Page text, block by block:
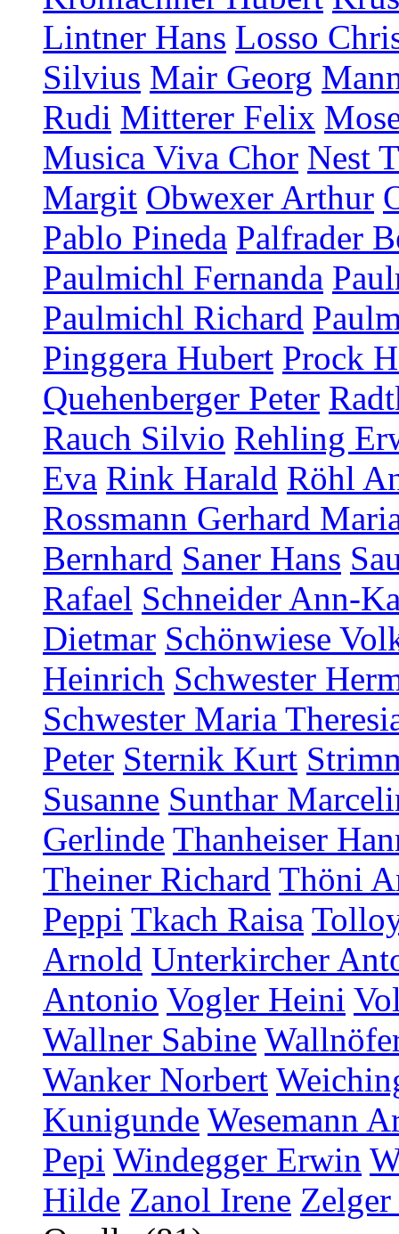
Lintner Hans Losso
Silvius Mair Georg
Rudi Mitterer Felix
Musica Viva Chor Nest
Margit Obwexer Arthur
Pablo Pineda Palfrader
Paulmichl Fernanda
Paulmichl Richard
Pinggera Hubert Prock
Quehenberger Peter
Rauch Silvio Rehling
Eva Rink Harald Röhl
Rossmann Gerhard
Bernhard Saner Hans
Rafael Schneider Ann-
Dietmar Schönwiese
Heinrich Schwester
Schwester Maria
Peter Sternik Kurt
Susanne Sunthar
Gerlinde Thanheiser
Theiner Richard Thöni
Peppi Tkach Raisa
Arnold Unterkircher
Antonio Vogler Heini
Wallner Sabine
Wanker Norbert
Kunigunde Wesemann
Pepi Windegger Erwin
Hilde Zanol Irene Zelger